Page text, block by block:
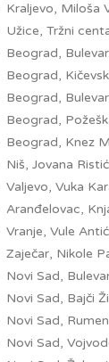
Kraljevo, Miloša
Užice, Tržni
Beograd,
Beograd,
Beograd,
Beograd,
Beograd, Knez
Niš, Jovana
Valjevo, Vuka
Aranđelovac,
Vranje, Vule
Zaječar, Nikole
Novi Sad,
Novi Sad, Bajči
Novi Sad,
Novi Sad,